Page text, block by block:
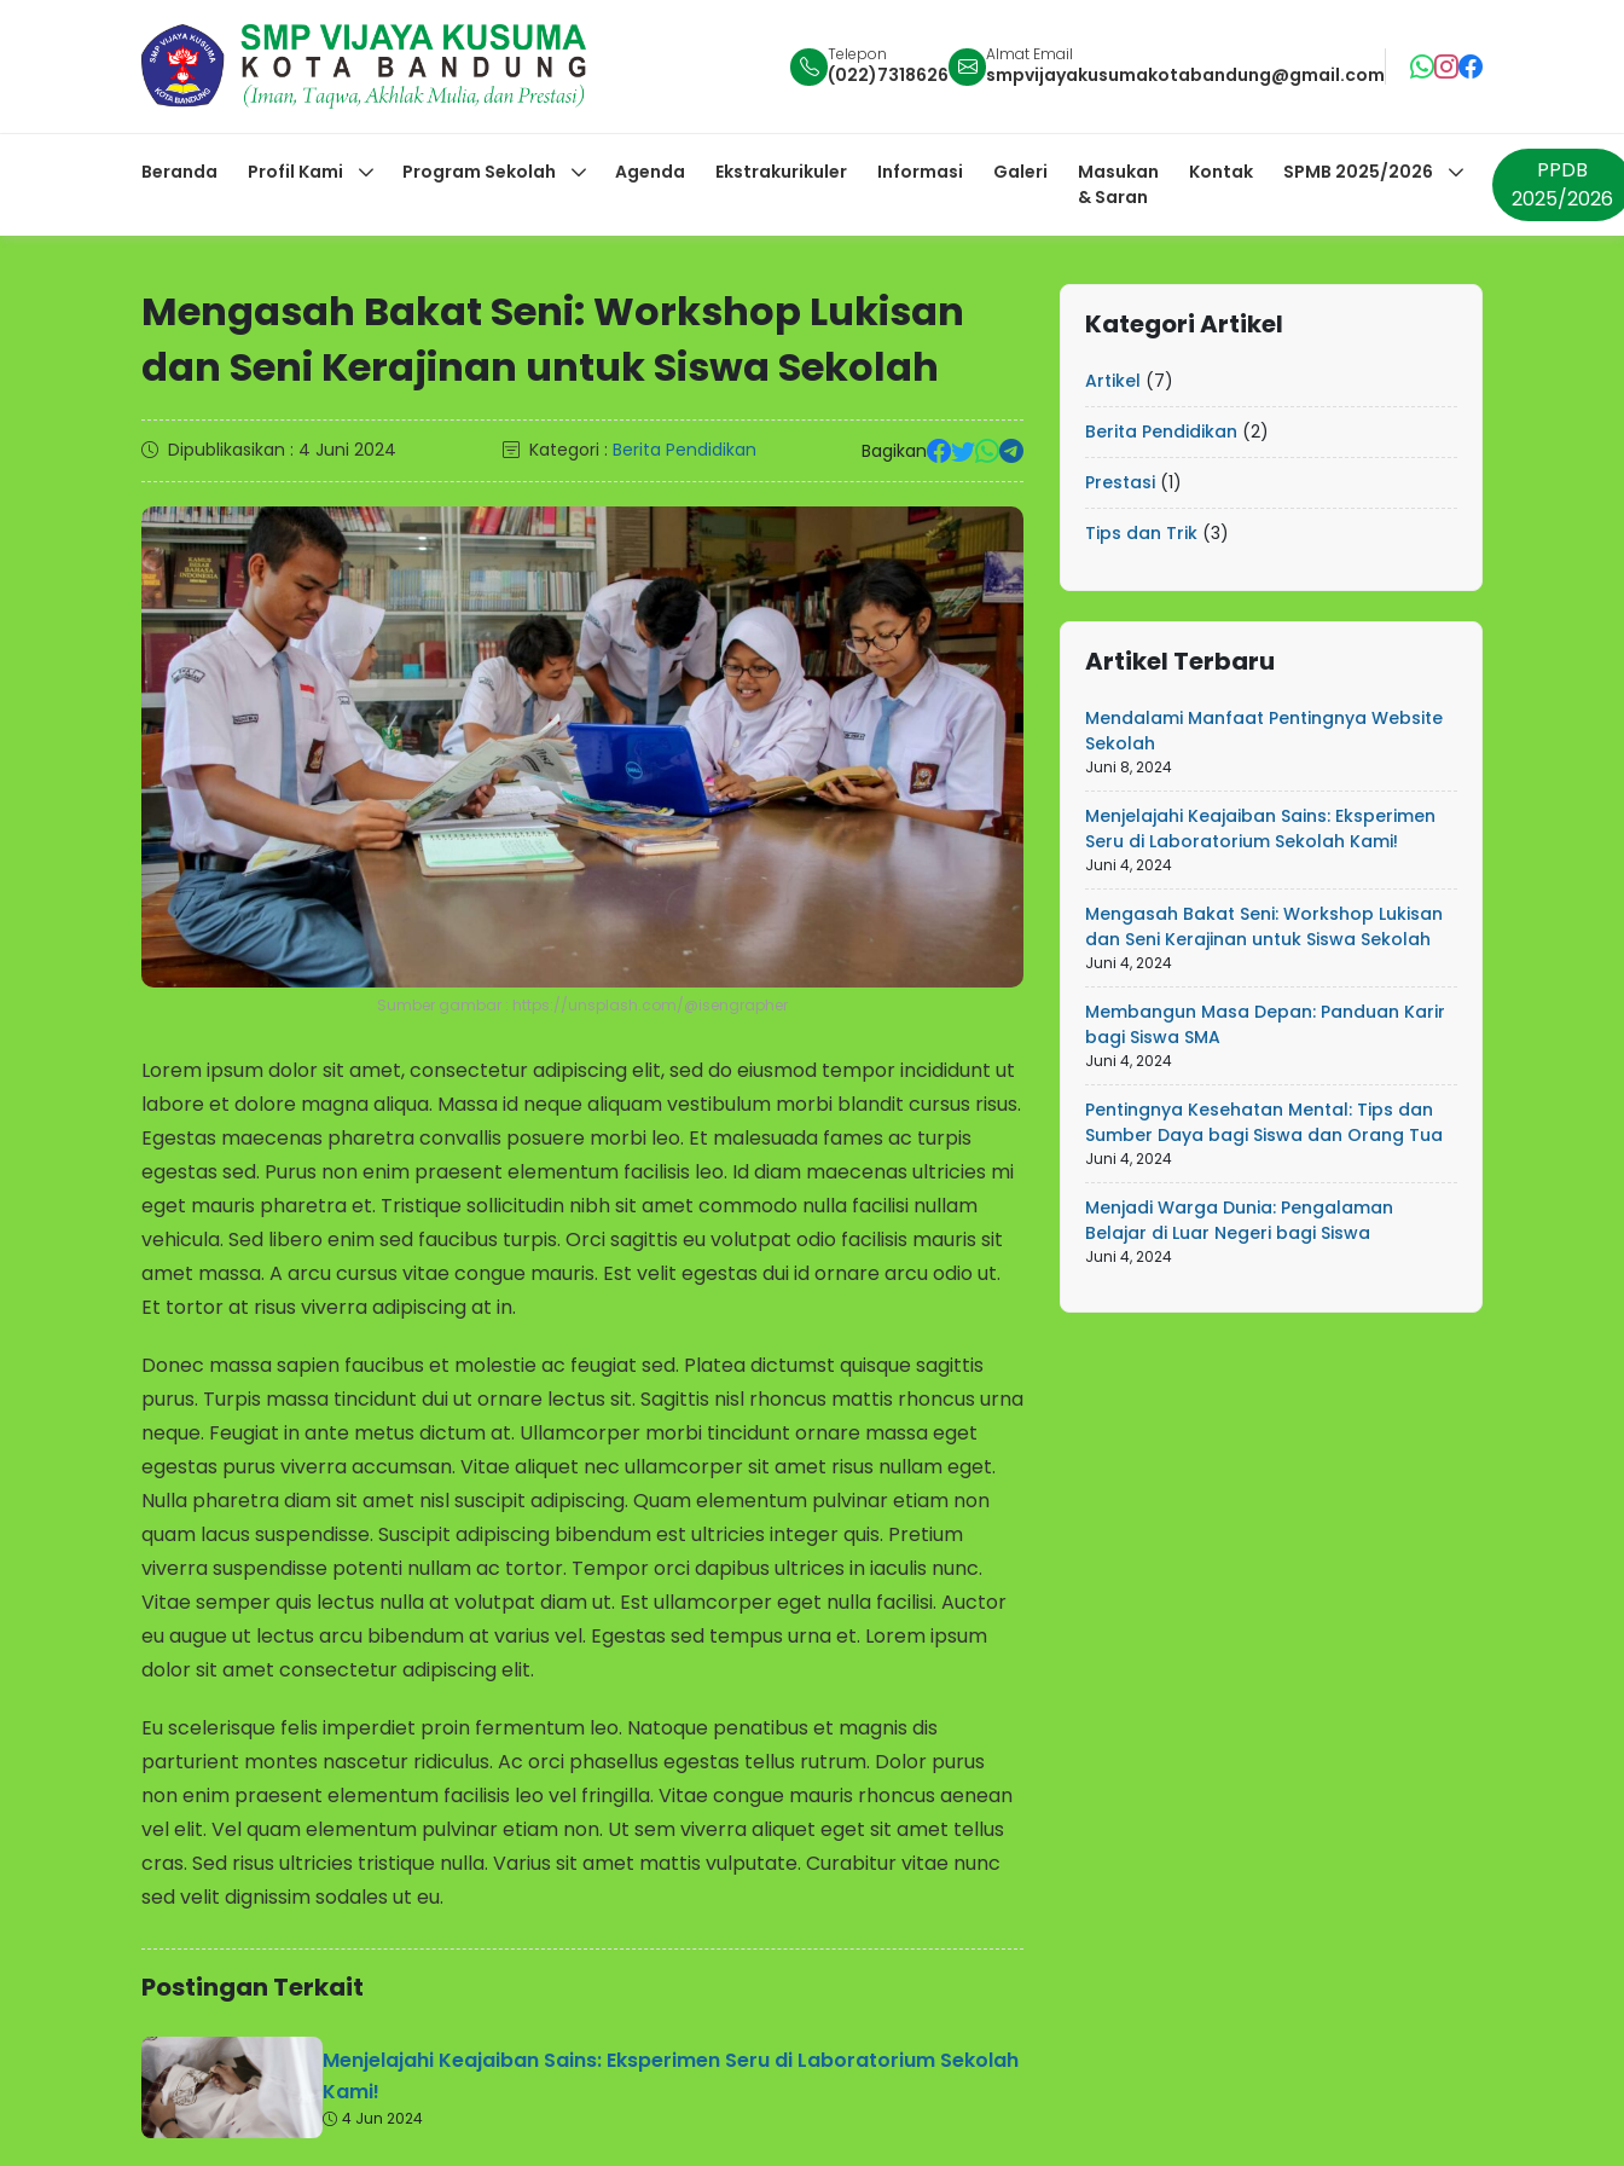
Telepon
(022)7318626
Almat Email
smpvijayakusumakotabandung@gmail.com
Beranda Profil Kami Program Sekolah Agenda Ekstrakurikuler Informasi Galeri
Masukan
& Saran
Kontak SPMB 2025/2026
PPDB
2025/2026
Mengasah Bakat Seni: Workshop Lukisan
dan Seni Kerajinan untuk Siswa Sekolah
Dipublikasikan : 4 Juni 2024 Kategori : Berita Pendidikan Bagikan
Sumber gambar : https://unsplash.com/@isengrapher
Lorem ipsum dolor sit amet, consectetur adipiscing elit, sed do eiusmod tempor incididunt ut
labore et dolore magna aliqua. Massa id neque aliquam vestibulum morbi blandit cursus risus.
Egestas maecenas pharetra convallis posuere morbi leo. Et malesuada fames ac turpis
egestas sed. Purus non enim praesent elementum facilisis leo. Id diam maecenas ultricies mi
eget mauris pharetra et. Tristique sollicitudin nibh sit amet commodo nulla facilisi nullam
vehicula. Sed libero enim sed faucibus turpis. Orci sagittis eu volutpat odio facilisis mauris sit
amet massa. A arcu cursus vitae congue mauris. Est velit egestas dui id ornare arcu odio ut.
Et tortor at risus viverra adipiscing at in.
Donec massa sapien faucibus et molestie ac feugiat sed. Platea dictumst quisque sagittis
purus. Turpis massa tincidunt dui ut ornare lectus sit. Sagittis nisl rhoncus mattis rhoncus urna
neque. Feugiat in ante metus dictum at. Ullamcorper morbi tincidunt ornare massa eget
egestas purus viverra accumsan. Vitae aliquet nec ullamcorper sit amet risus nullam eget.
Nulla pharetra diam sit amet nisl suscipit adipiscing. Quam elementum pulvinar etiam non
quam lacus suspendisse. Suscipit adipiscing bibendum est ultricies integer quis. Pretium
viverra suspendisse potenti nullam ac tortor. Tempor orci dapibus ultrices in iaculis nunc.
Vitae semper quis lectus nulla at volutpat diam ut. Est ullamcorper eget nulla facilisi. Auctor
eu augue ut lectus arcu bibendum at varius vel. Egestas sed tempus urna et. Lorem ipsum
dolor sit amet consectetur adipiscing elit.
Eu scelerisque felis imperdiet proin fermentum leo. Natoque penatibus et magnis dis
parturient montes nascetur ridiculus. Ac orci phasellus egestas tellus rutrum. Dolor purus
non enim praesent elementum facilisis leo vel fringilla. Vitae congue mauris rhoncus aenean
vel elit. Vel quam elementum pulvinar etiam non. Ut sem viverra aliquet eget sit amet tellus
cras. Sed risus ultricies tristique nulla. Varius sit amet mattis vulputate. Curabitur vitae nunc
sed velit dignissim sodales ut eu.
Postingan Terkait
Menjelajahi Keajaiban Sains: Eksperimen Seru di Laboratorium Sekolah
Kami!
4 Jun 2024
Kategori Artikel
Artikel (7)
Berita Pendidikan (2)
Prestasi (1)
Tips dan Trik (3)
Artikel Terbaru
Mendalami Manfaat Pentingnya Website
Sekolah
Juni 8, 2024
Menjelajahi Keajaiban Sains: Eksperimen
Seru di Laboratorium Sekolah Kami!
Juni 4, 2024
Mengasah Bakat Seni: Workshop Lukisan
dan Seni Kerajinan untuk Siswa Sekolah
Juni 4, 2024
Membangun Masa Depan: Panduan Karir
bagi Siswa SMA
Juni 4, 2024
Pentingnya Kesehatan Mental: Tips dan
Sumber Daya bagi Siswa dan Orang Tua
Juni 4, 2024
Menjadi Warga Dunia: Pengalaman
Belajar di Luar Negeri bagi Siswa
Juni 4, 2024